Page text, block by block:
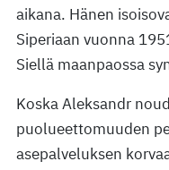
aikana. Hänen
Siperiaan vuonna
Siellä maanpaossa
Koska Aleksandr
puolueettomuuden
asepalveluksen